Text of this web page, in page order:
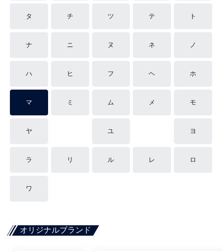
タ チ ツ テ ト
ナ ニ ヌ ネ ノ
ハ ヒ フ ヘ ホ
マ ミ ム メ モ
ヤ ユ ヨ
ラ リ ル レ ロ
ワ
オリジナルブランド